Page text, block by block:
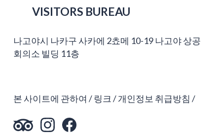
VISITORS BUREAU
나고야시 나카구 사카에 2쵸메 10-19 나고야 상공
회의소 빌딩 11층
본 사이트에 관하여 링크 개인정보 취급방침